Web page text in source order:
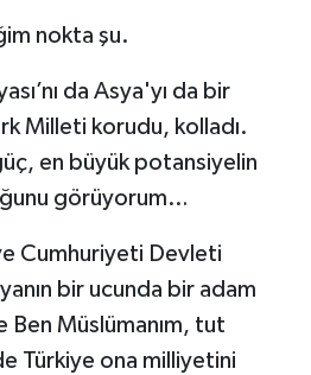
nokta şu.
da Asya'yı da bir
Milleti korudu, kolladı.
en büyük potansiyelin
görüyorum…
Cumhuriyeti Devleti
bir ucunda bir adam
Ben Müslümanım, tut
Türkiye ona milliyetini